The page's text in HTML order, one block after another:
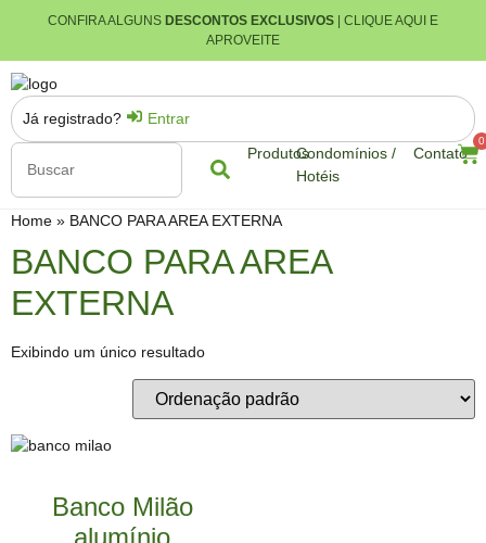
CONFIRA ALGUNS DESCONTOS EXCLUSIVOS | CLIQUE AQUI E
APROVEITE
ProdutosCondomínios /
Hotéis
Contato
0
Já registrado? Entrar
Home » BANCO PARA AREA EXTERNA
BANCO PARA AREA
EXTERNA
Exibindo um único resultado
Banco Milão
alumínio